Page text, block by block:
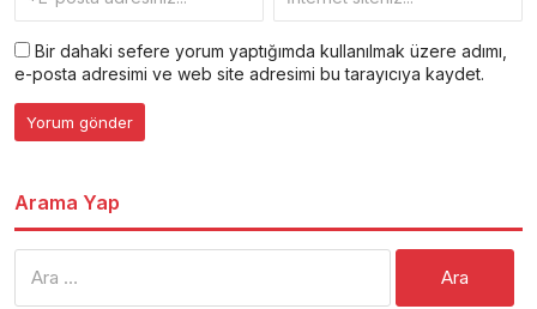
Bir dahaki sefere yorum yaptığımda kullanılmak üzere adımı,
e-posta adresimi ve web site adresimi bu tarayıcıya kaydet.
Arama Yap